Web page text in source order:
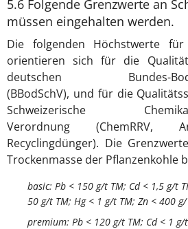
5.6 Folgende Grenzwerte an
müssen eingehalten werden.
Die folgenden Höchstwerte für
orientieren sich für die
deutschen Bundes-
(BBodSchV), und für die
Schweizerische
Verordnung
Recyclingdünger). Die
Trockenmasse der Pflanzenkohle
basic: Pb < 150 g/t TM; Cd < 1,5 g/t
50 g/t TM; Hg < 1 g/t TM; Zn < 400
premium: Pb < 120 g/t TM; Cd < 1